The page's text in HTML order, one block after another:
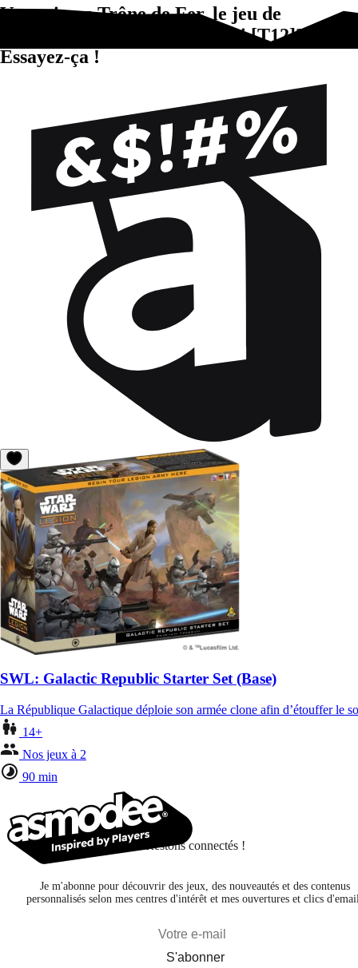
Vous aimez Trône de Fer, le jeu de
figurines : Cavaliers Dothraki [T12]?
Essayez-ça !
SWL: Galactic Republic Starter Set (Base)
La République Galactique déploie son armée clone afin d’étouffer le
14+
Nos jeux à 2
90 min
Restons connectés !
Je m'abonne pour découvrir des jeux, des nouveautés et des contenus
personnalisés selon mes centres d'intérêt et mes ouvertures et clics
S'abonner